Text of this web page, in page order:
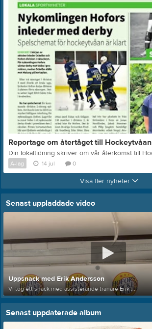
Reportage om återtåget till Hockeytvåan
A-lag 14 jul 0
Visa fler nyheter
Senast uppladdade video
Uppsnack med Erik Andersson
Vi tog ett snack med assisterande tränare Erik ...
Senast uppdaterade album